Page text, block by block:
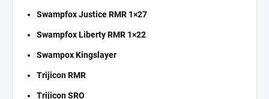
Swampfox Justice RMR 1×27
Swampfox Liberty RMR 1×22
Swampox Kingslayer
Trijicon RMR
Trijicon SRO